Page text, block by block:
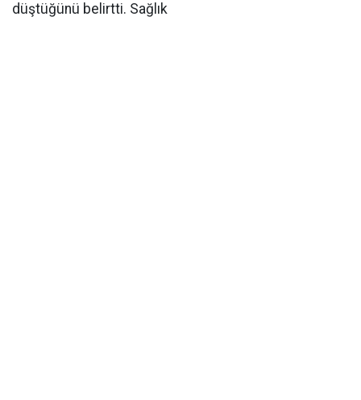
düştüğünü belirtti. Sağlık